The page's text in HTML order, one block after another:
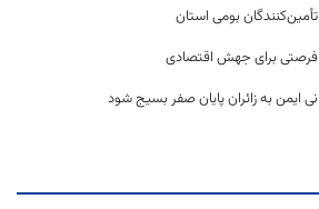
بومی استان
برای جهش اقتصادی
به زائران پایان صفر بسیج شود